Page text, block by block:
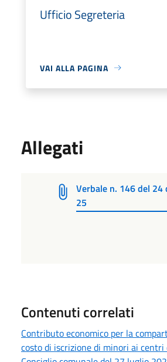
Ufficio Segreteria
VAI ALLA PAGINA
Allegati
Verbale n. 146 del
25
Contenuti correlati
Contributo economico per la
costo di iscrizione di minori ai